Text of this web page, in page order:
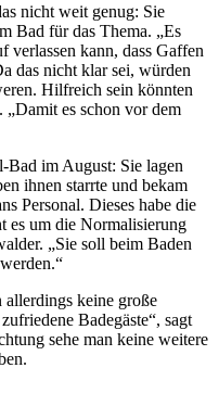
nicht weit genug: Sie
Bad für das Thema. „Es
verlassen kann, dass Gaffen
das nicht klar sei, würden
Hilfreich sein könnten
es schon vor dem
im August: Sie lagen
ihnen starrte und bekam
Personal. Dieses habe die
es um die Normalisierung
„Sie soll beim Baden
allerdings keine große
Badegäste“, sagt
sehe man keine weitere